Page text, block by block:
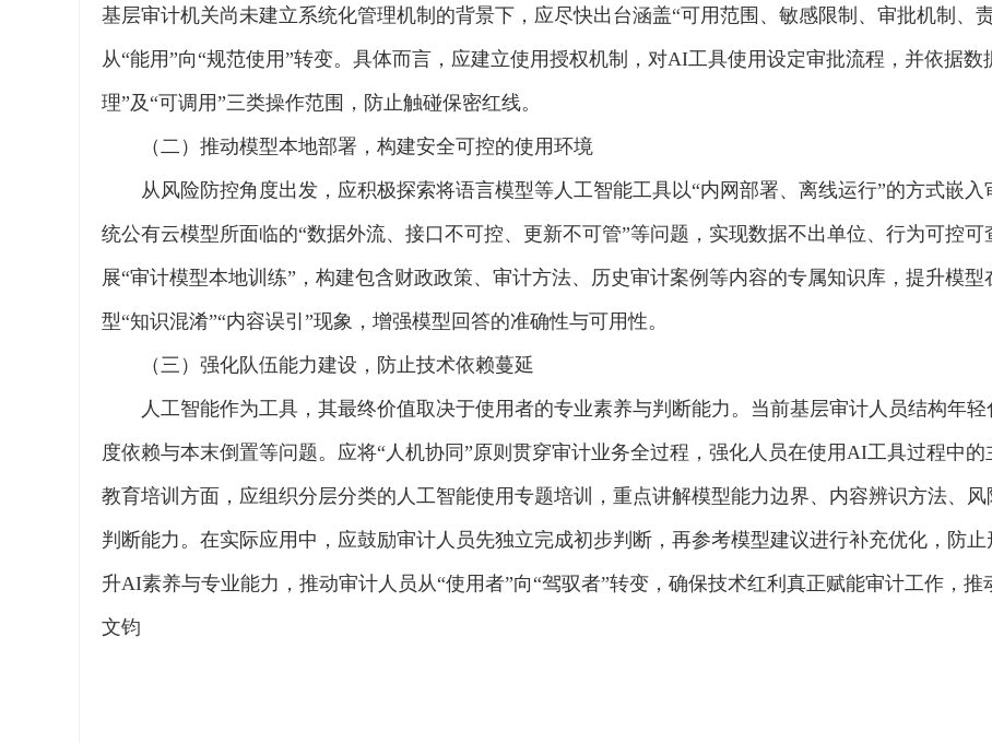
基层审计机关尚未建立系统化管理机制的背景下，应尽快出台涵盖“可用范围、敏感限制、审批机制、
从“能用”向“规范使用”转变。具体而言，应建立使用授权机制，对AI工具使用设定审批流程，并依据数
理”及“可调用”三类操作范围，防止触碰保密红线。
（二）推动模型本地部署，构建安全可控的使用环境
从风险防控角度出发，应积极探索将语言模型等人工智能工具以“内网部署、离线运行”的方式嵌
统公有云模型所面临的“数据外流、接口不可控、更新不可管”等问题，实现数据不出单位、行为可控
展“审计模型本地训练”，构建包含财政政策、审计方法、历史审计案例等内容的专属知识库，提升模
型“知识混淆”“内容误引”现象，增强模型回答的准确性与可用性。
（三）强化队伍能力建设，防止技术依赖蔓延
人工智能作为工具，其最终价值取决于使用者的专业素养与判断能力。当前基层审计人员结构年
度依赖与本末倒置等问题。应将“人机协同”原则贯穿审计业务全过程，强化人员在使用AI工具过程中
教育培训方面，应组织分层分类的人工智能使用专题培训，重点讲解模型能力边界、内容辨识方法、
判断能力。在实际应用中，应鼓励审计人员先独立完成初步判断，再参考模型建议进行补充优化，防
升AI素养与专业能力，推动审计人员从“使用者”向“驾驭者”转变，确保技术红利真正赋能审计工作，推
文钧